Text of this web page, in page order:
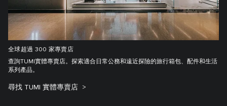
全球超過 300 家專賣店
查詢TUMI實體專賣店。探索適合日常公務和遠近探險的旅行箱包、配件和生活
系列產品。
尋找 TUMI 實體專賣店